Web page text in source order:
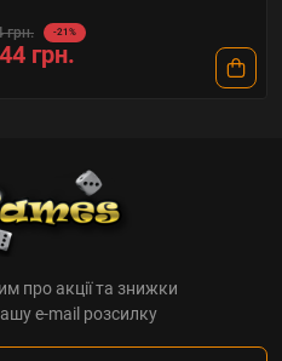
грн. -21%
грн.
про акції та знижки
e-mail розсилку